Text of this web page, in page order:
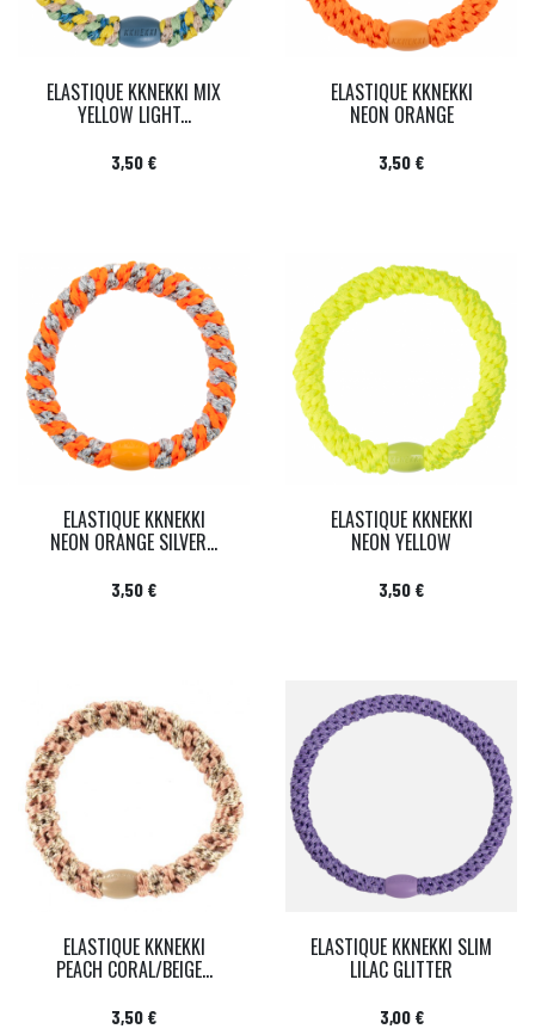
ELASTIQUE KKNEKKI MIX
YELLOW LIGHT...
Prix
3,50 €
ELASTIQUE KKNEKKI
NEON ORANGE
Prix
3,50 €
ELASTIQUE KKNEKKI
NEON ORANGE SILVER...
Prix
3,50 €
ELASTIQUE KKNEKKI
NEON YELLOW
Prix
3,50 €
ELASTIQUE KKNEKKI
PEACH CORAL/BEIGE...
Prix
3,50 €
ELASTIQUE KKNEKKI SLIM
LILAC GLITTER
Prix
3,00 €